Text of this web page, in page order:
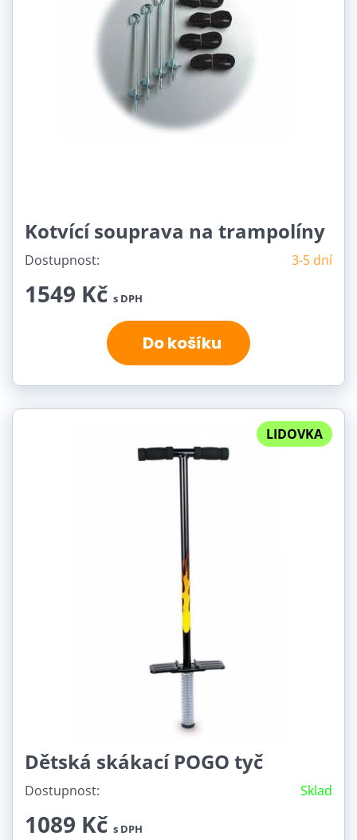
Kotvící souprava na trampolíny
Dostupnost: 3-5 dní
1549 Kč s DPH
Do košíku
LIDOVKA
Dětská skákací POGO tyč
Dostupnost: Sklad
1089 Kč s DPH